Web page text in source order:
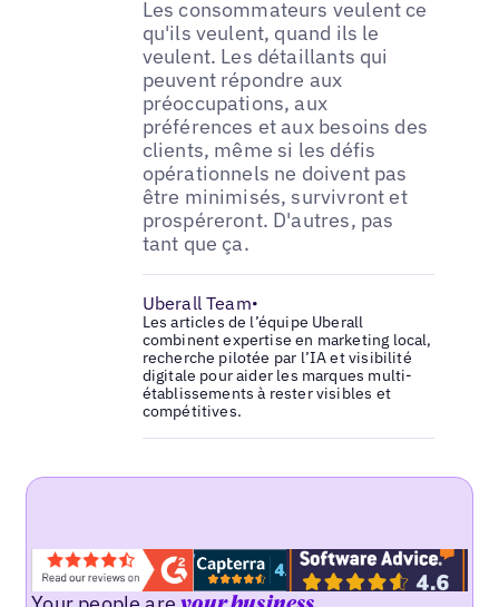
Les consommateurs veulent ce
qu'ils veulent, quand ils le
veulent. Les détaillants qui
peuvent répondre aux
préoccupations, aux
préférences et aux besoins des
clients, même si les défis
opérationnels ne doivent pas
être minimisés, survivront et
prospéreront. D'autres, pas
tant que ça.
Uberall Team•
Les articles de l’équipe Uberall
combinent expertise en marketing local,
recherche pilotée par l’IA et visibilité
digitale pour aider les marques multi-
établissements à rester visibles et
compétitives.